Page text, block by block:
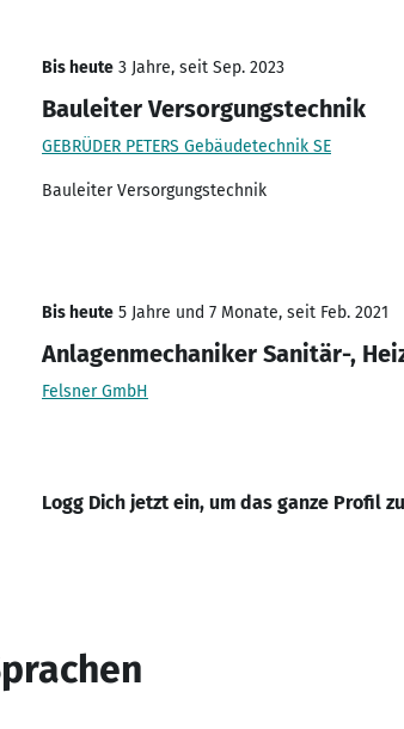
Bis heute 3 Jahre, seit Sep. 2023
Bauleiter Versorgungstechnik
GEBRÜDER PETERS Gebäudetechnik SE
Bauleiter Versorgungstechnik
Bis heute 5 Jahre und 7 Monate, seit Feb. 2021
Anlagenmechaniker Sanitär-,
Felsner GmbH
Logg Dich jetzt ein, um das ganze Profil